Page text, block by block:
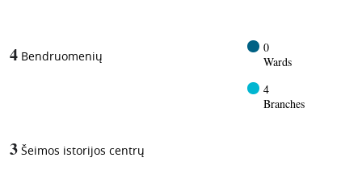
4 Bendruomenių
0
Wards
4
Branches
3 Šeimos istorijos centrų